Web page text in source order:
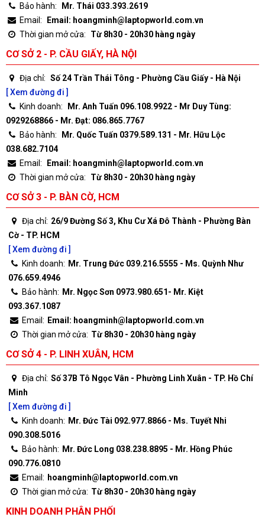
Bảo hành:
Mr. Thái 033.393.2619
Email:
Email: hoangminh@laptopworld.com.vn
Thời gian mở cửa:
Từ 8h30 - 20h30 hàng ngày
CƠ SỞ 2 - P. CẦU GIẤY, HÀ NỘI
Địa chỉ: Số 24 Trần Thái Tông - Phường Cầu Giấy - Hà Nội
[ Xem đường đi ]
Kinh doanh:
Mr. Anh Tuấn 096.108.9922 - Mr Duy Tùng:
0929268866 - Mr. Đạt: 086.865.7767
Bảo hành:
Mr. Quốc Tuấn 0379.589.131 - Mr. Hữu Lộc
038.682.7104
Email:
Email: hoangminh@laptopworld.com.vn
Thời gian mở cửa:
Từ 8h30 - 20h30 hàng ngày
CƠ SỞ 3 - P. BÀN CỜ, HCM
Địa chỉ: 26/9 Đường Số 3, Khu Cư Xá Đô Thành - Phường Bàn
Cờ - TP. HCM
[ Xem đường đi ]
Kinh doanh: Mr. Trung Đức 039.216.5555 - Ms. Quỳnh Như
076.659.4946
Bảo hành: Mr. Ngọc Sơn 0973.980.651- Mr. Kiệt
093.367.1087
Email: Email: hoangminh@laptopworld.com.vn
Thời gian mở cửa: Từ 8h30 - 20h30 hàng ngày
CƠ SỞ 4 - P. LINH XUÂN, HCM
Địa chỉ: Số 37B Tô Ngọc Vân - Phường Linh Xuân - TP. Hồ Chí
Minh
[ Xem đường đi ]
Kinh doanh: Mr. Đức Tài 092.977.8866 - Ms. Tuyết Nhi
090.308.5016
Bảo hành: Mr. Đức Long 038.238.8895 - Mr. Hồng Phúc
090.776.0810
Email: hoangminh@laptopworld.com.vn
Thời gian mở cửa: Từ 8h30 - 20h30 hàng ngày
KINH DOANH PHÂN PHỐI